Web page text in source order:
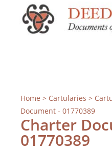
Home > Cartularies >
Document - 01770389
Charter
01770389